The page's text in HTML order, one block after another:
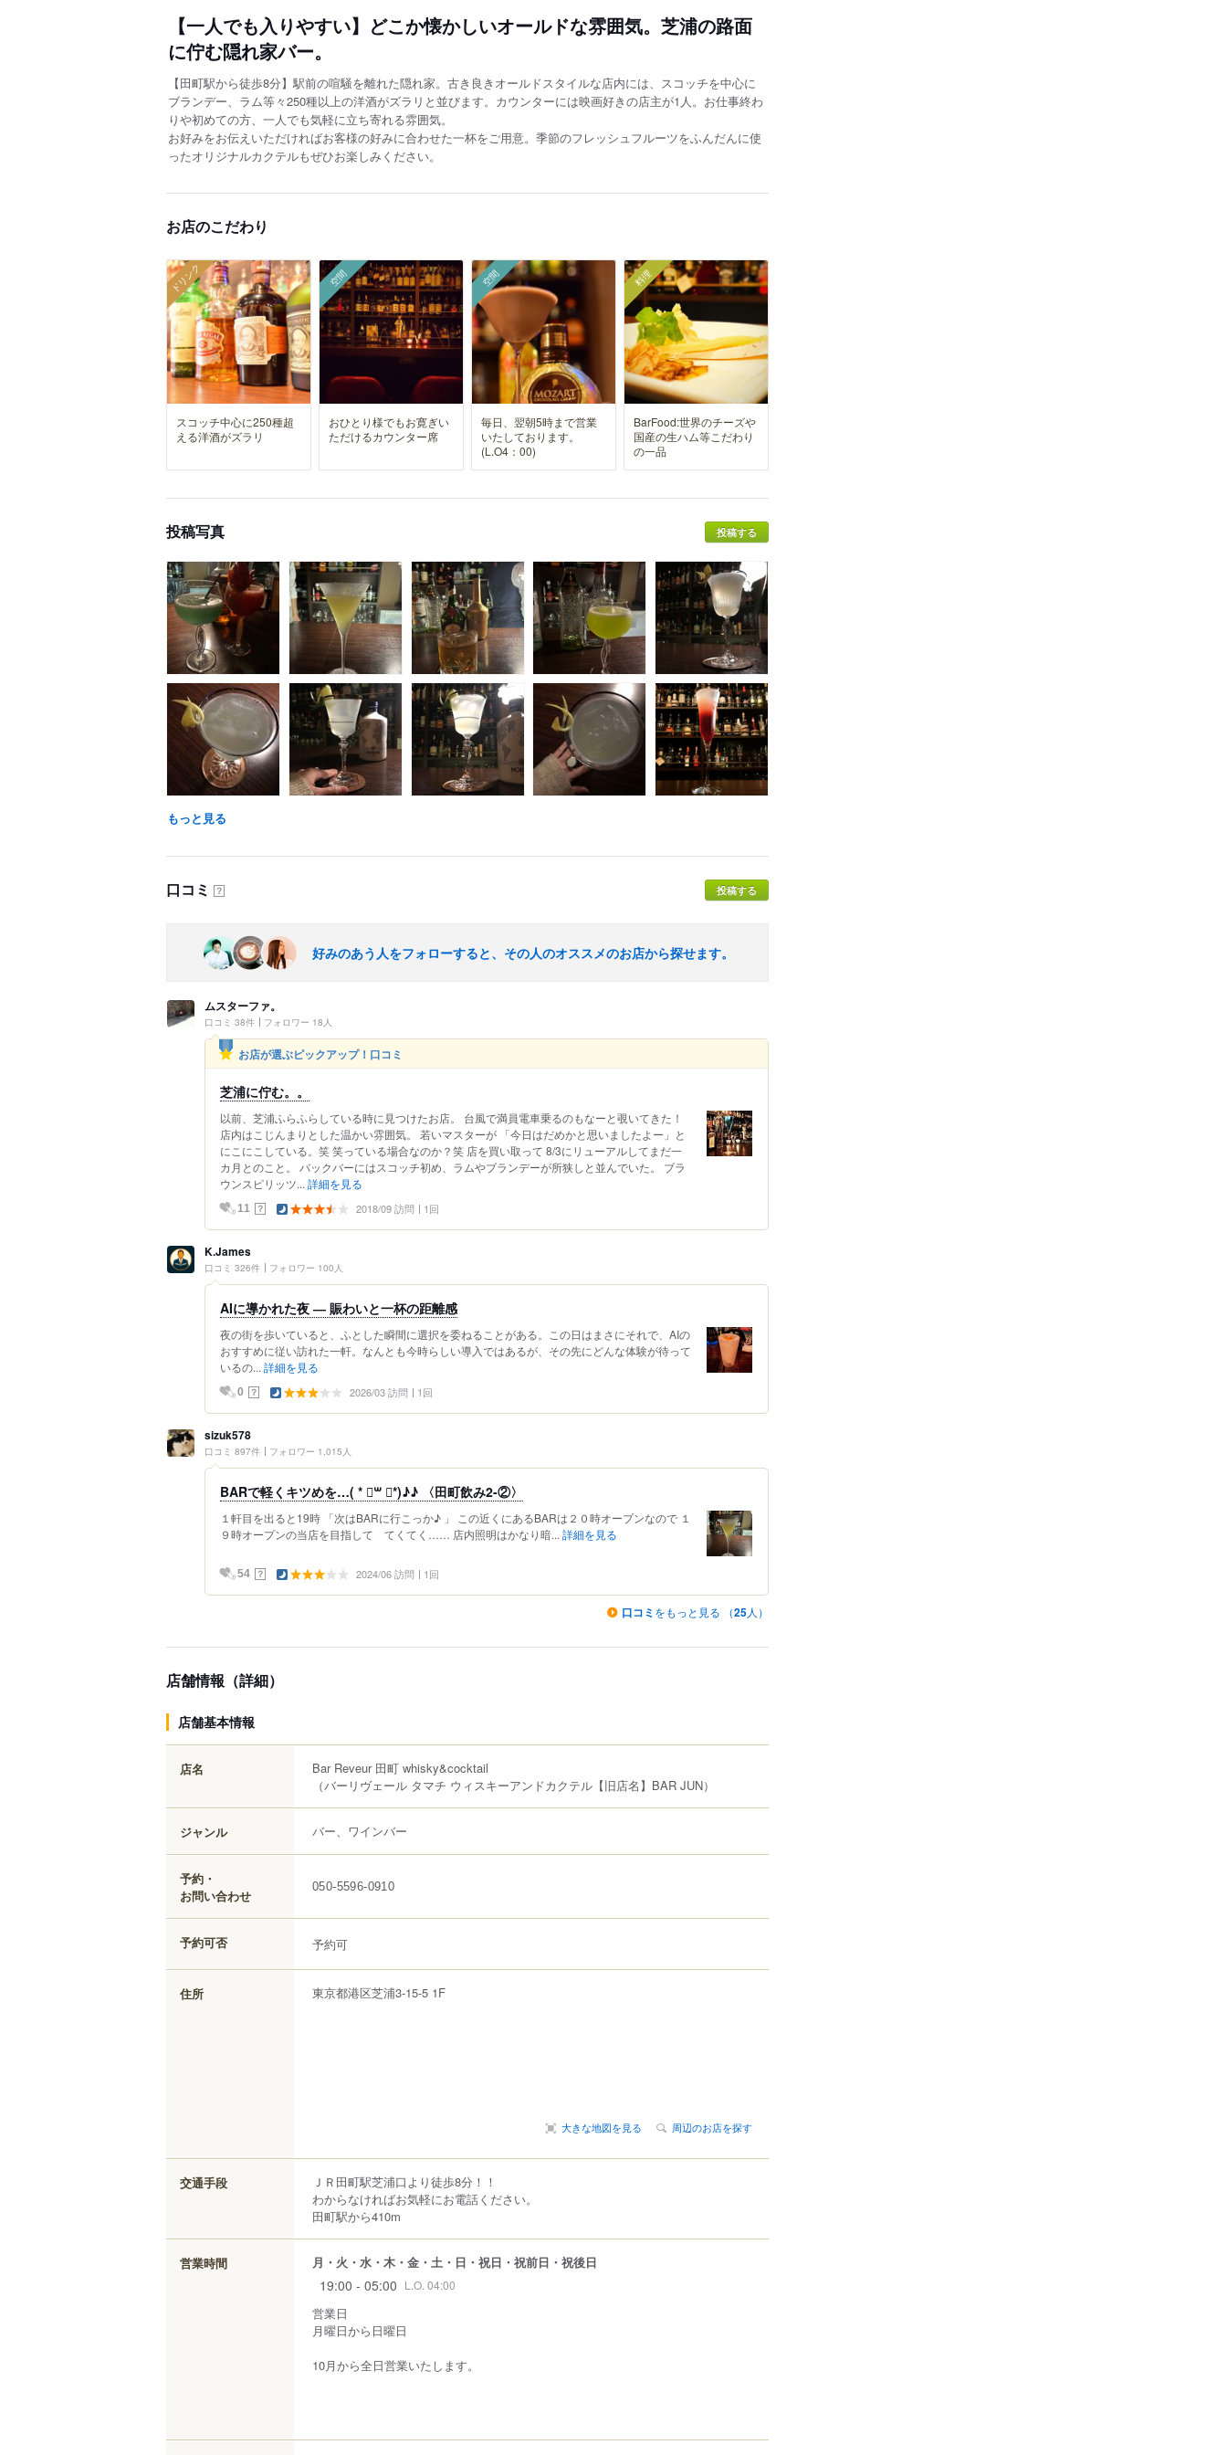
【一人でも入りやすい】どこか懐かしいオールドな雰囲気。芝浦の路面
に佇む隠れ家バー。
【田町駅から徒歩8分】駅前の喧騒を離れた隠れ家。古き良きオールドスタイルな店内には、スコッチを中心に
ブランデー、ラム等々250種以上の洋酒がズラリと並びます。カウンターには映画好きの店主が1人。お仕事終わ
りや初めての方、一人でも気軽に立ち寄れる雰囲気。
お好みをお伝えいただければお客様の好みに合わせた一杯をご用意。季節のフレッシュフルーツをふんだんに使
ったオリジナルカクテルもぜひお楽しみください。
お店のこだわり
ドリンク
スコッチ中心に250種超
える洋酒がズラリ
空間
おひとり様でもお寛ぎい
ただけるカウンター席
空間
毎日、翌朝5時まで営業
いたしております。
(L.O4：00)
料理
BarFood:世界のチーズや
国産の生ハム等こだわり
の一品
投稿写真 投稿する
もっと見る
口コミ ？ 投稿する
好みのあう人をフォローすると、その人のオススメのお店から探せます。
ムスターファ。
口コミ 38件 フォロワー 18人
お店が選ぶピックアップ！口コミ
芝浦に佇む。。
以前、芝浦ふらふらしている時に見つけたお店。 台風で満員電車乗るのもなーと覗いてきた！
店内はこじんまりとした温かい雰囲気。 若いマスターが 「今日はだめかと思いましたよー」と
にこにこしている。笑 笑っている場合なのか？笑 店を買い取って 8/3にリューアルしてまだ一
カ月とのこと。 バックバーにはスコッチ初め、ラムやブランデーが所狭しと並んでいた。 ブラ
ウンスピリッツ... 詳細を見る
11 ？ 2018/09 訪問 1回
K.James
口コミ 326件 フォロワー 100人
AIに導かれた夜 ― 賑わいと一杯の距離感
夜の街を歩いていると、ふとした瞬間に選択を委ねることがある。この日はまさにそれで、AIの
おすすめに従い訪れた一軒。なんとも今時らしい導入ではあるが、その先にどんな体験が待って
いるの... 詳細を見る
0 ？ 2026/03 訪問 1回
sizuk578
口コミ 897件 フォロワー 1,015人
BARで軽くキツめを…( * ॑꒳ ॑*)♪♪ 〈田町飲み2-②〉
１軒目を出ると19時 「次はBARに行こっか♪ 」 この近くにあるBARは２０時オープンなので １
９時オープンの当店を目指して てくてく…… 店内照明はかなり暗... 詳細を見る
54 ？ 2024/06 訪問 1回
口コミ をもっと見る （25人）
店舗情報（詳細）
店舗基本情報
店名
Bar Reveur 田町 whisky&cocktail
（バーリヴェール タマチ ウィスキーアンドカクテル【旧店名】BAR JUN）
ジャンル バー、ワインバー
予約・
お問い合わせ
050-5596-0910
予約可否 予約可
住所 東京都港区芝浦3-15-5 1F
大きな地図を見る 周辺のお店を探す
交通手段
ＪＲ田町駅芝浦口より徒歩8分！！
わからなければお気軽にお電話ください。
田町駅から410m
営業時間 月・火・水・木・金・土・日・祝日・祝前日・祝後日
19:00 - 05:00 L.O. 04:00
営業日
月曜日から日曜日
10月から全日営業いたします。